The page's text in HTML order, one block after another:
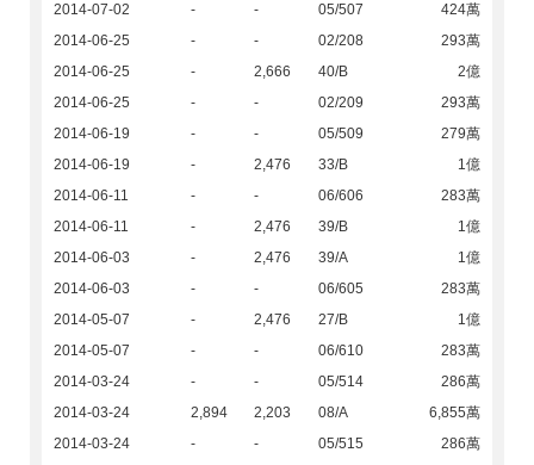
2014-07-02
- - 05/507
424萬
2014-06-25
- - 02/208
293萬
2014-06-25
- 2,666 40/B
2億
2014-06-25
- - 02/209
293萬
2014-06-19
- - 05/509
279萬
2014-06-19
- 2,476 33/B
1億
2014-06-11
- - 06/606
283萬
2014-06-11
- 2,476 39/B
1億
2014-06-03
- 2,476 39/A
1億
2014-06-03
- - 06/605
283萬
2014-05-07
- 2,476 27/B
1億
2014-05-07
- - 06/610
283萬
2014-03-24
- - 05/514
286萬
2014-03-24
2,894 2,203 08/A
6,855萬
2014-03-24
- - 05/515
286萬